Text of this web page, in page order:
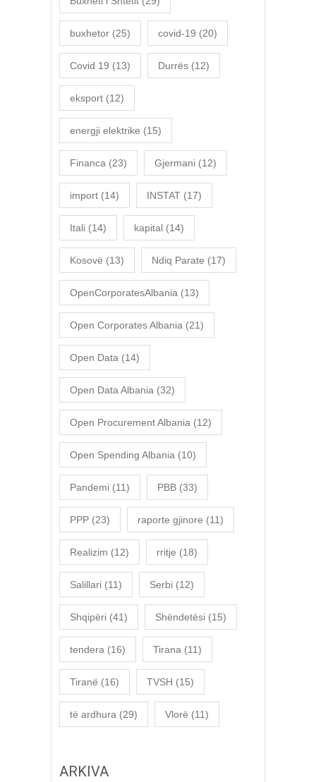
buxhetor (25) covid-19 (20)
Covid 19 (13) Durrës (12)
eksport (12)
energji elektrike (15)
Financa (23) Gjermani (12)
import (14) INSTAT (17)
Itali (14) kapital (14)
Kosovë (13) Ndiq Parate (17)
OpenCorporatesAlbania (13)
Open Corporates Albania (21)
Open Data (14)
Open Data Albania (32)
Open Procurement Albania (12)
Open Spending Albania (10)
Pandemi (11) PBB (33)
PPP (23) raporte gjinore (11)
Realizim (12) rritje (18)
Salillari (11) Serbi (12)
Shqipëri (41) Shëndetësi (15)
tendera (16) Tirana (11)
Tiranë (16) TVSH (15)
të ardhura (29) Vlorë (11)
ARKIVA